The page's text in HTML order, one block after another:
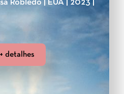
Robledo | EUA | 2023 |
detalhes